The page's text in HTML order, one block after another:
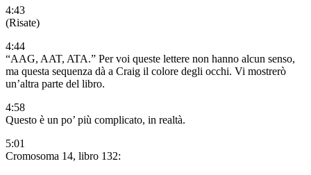
4:43
(Risate)
4:44
“AAG, AAT, ATA.” Per voi queste lettere non hanno alcun senso,
ma questa sequenza dà a Craig il colore degli occhi. Vi mostrerò
un’altra parte del libro.
4:58
Questo è un po’ più complicato, in realtà.
5:01
Cromosoma 14, libro 132: